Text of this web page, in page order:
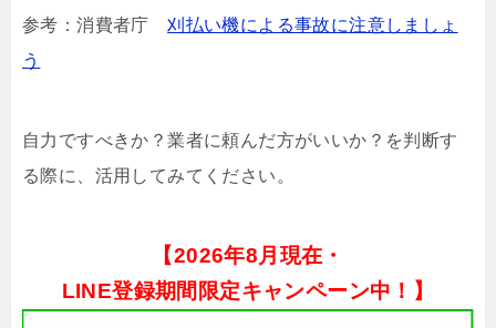
参考：消費者庁刈払い機による事故に注意しましょ
う
自力ですべきか？業者に頼んだ方がいいか？を判断す
る際に、活用してみてください。
【2026年8月現在・
LINE登録期間限定キャンペーン中！】